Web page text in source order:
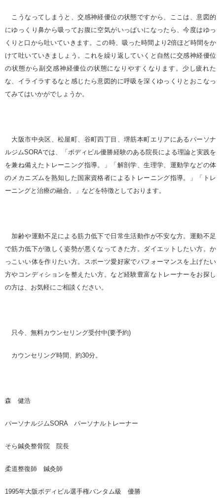
こうなってしまうと、交感神経優位の状態ですから、ここは、意図的
にゆっくり鼻から吸ってお腹に空気がいっぱいになったら、今度はゆっ
くりと口から吐いていきます。この時、吸った時間より2倍ほど時間をか
けて吐いていきましょう。これを繰り返していくと自然に交感神経優位
の状態から副交感神経優位の状態になりやすくなります。少し疲れた
な、イライラするなと感じたら意図的に呼吸を深くゆっくりとおこなっ
てみてはいかがでしょうか。
大阪市中央区、松屋町、谷町四丁目、堺筋本町エリアにあるパーソナ
ルジムSORAでは、「ボディビル優勝経験のある院長による理論と実践を
を兼ね備えたトレーニング指導。」「解剖学、生理学、運動学などの体
のメカニズムを熟知した国家資格者によるトレーニング指導。」「トレ
ーニングと治療の融合。」などを特徴としております。
加齢や運動不足による筋力低下で日常生活動作が不安な方。 運動不足
で筋力低下が激しく姿勢が悪くなってきた方。ダイエットしたい方。か
っこいい体を作りたい方。スポーツ愛好家でパフォーマンスを上げたい
方やコンディションを整えたい方。など経験豊富なトレーナーをお探し
の方は、お気軽にご相談ください。
只今、無料カウンセリング受付中(要予約)
カウンセリング時間、約30分。
森 健浩
パーソナルジムSORA パーソナルトレーナー
そら鍼灸整骨院 院長
柔道整復師 鍼灸師
1995年大阪ボディビル選手権バンタム級 優勝